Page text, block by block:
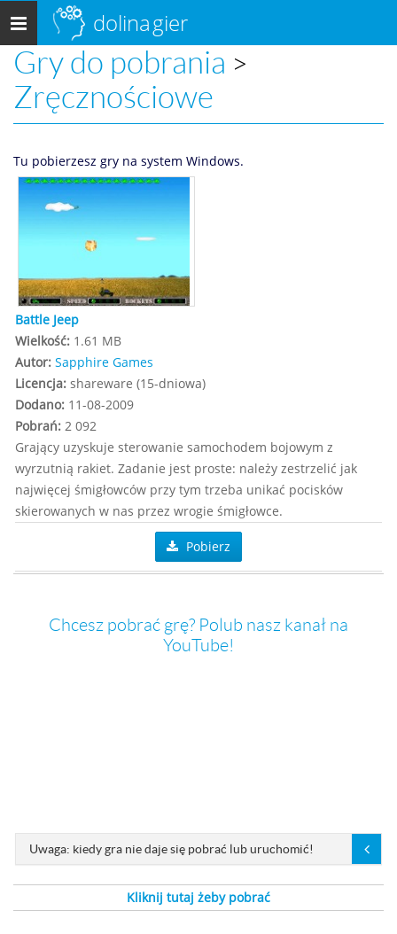
Menu
główne
dolinagier
Gry do pobrania >
Zręcznościowe
Tu pobierzesz gry na system Windows.
Battle Jeep
Wielkość: 1.61 MB
Autor: Sapphire Games
Licencja: shareware (15-dniowa)
Dodano: 11-08-2009
Pobrań: 2 092
Grający uzyskuje sterowanie samochodem bojowym z
wyrzutnią rakiet. Zadanie jest proste: należy zestrzelić jak
najwięcej śmigłowców przy tym trzeba unikać pocisków
skierowanych w nas przez wrogie śmigłowce.
Pobierz
Chcesz pobrać grę? Polub nasz kanał na
YouTube!
Uwaga: kiedy gra nie daje się pobrać lub uruchomić!
Kliknij tutaj żeby pobrać